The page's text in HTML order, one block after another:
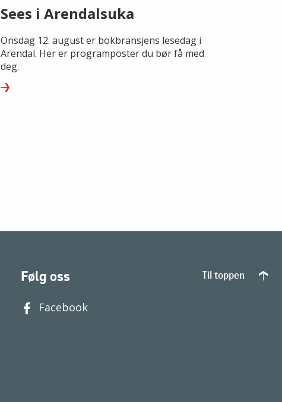
Sees i Arendalsuka
Onsdag 12. august er bokbransjens lesedag i
Arendal. Her er programposter du bør få med
deg.
Følg oss
Facebook
Til toppen